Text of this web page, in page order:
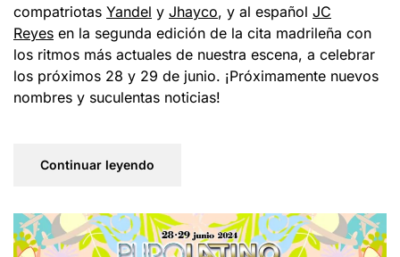
compatriotas Yandel y Jhayco, y al español JC
Reyes en la segunda edición de la cita madrileña con
los ritmos más actuales de nuestra escena, a celebrar
los próximos 28 y 29 de junio. ¡Próximamente nuevos
nombres y suculentas noticias!
Continuar leyendo